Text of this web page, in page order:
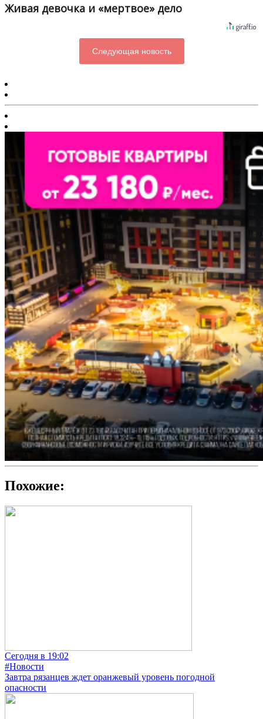
Живая девочка и «мертвое» дело
Следующая новость
Похожие:
Сегодня в 19:02
#Новости
Завтра рязанцев ждет оранжевый уровень погодной
опасности